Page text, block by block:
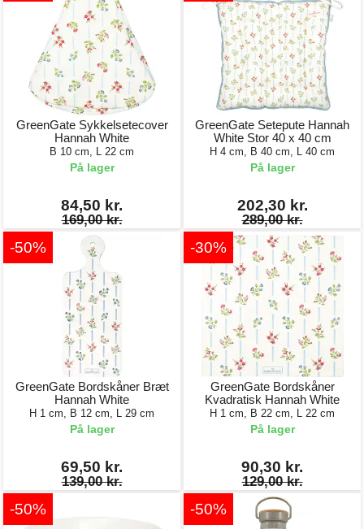
GreenGate Sykkelsetecover
Hannah White
B 10 cm, L 22 cm
På lager
84,50 kr.
169,00 kr.
GreenGate Setepute Hannah
White Stor 40 x 40 cm
H 4 cm, B 40 cm, L 40 cm
På lager
202,30 kr.
289,00 kr.
-50%
GreenGate Bordskåner Bræt
Hannah White
H 1 cm, B 12 cm, L 29 cm
På lager
69,50 kr.
139,00 kr.
-30%
GreenGate Bordskåner
Kvadratisk Hannah White
H 1 cm, B 22 cm, L 22 cm
På lager
90,30 kr.
129,00 kr.
-50% -50%